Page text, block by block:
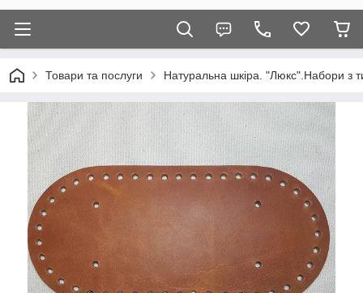
Товари та послуги Натуральна шкіра. "Люкс".Набори з